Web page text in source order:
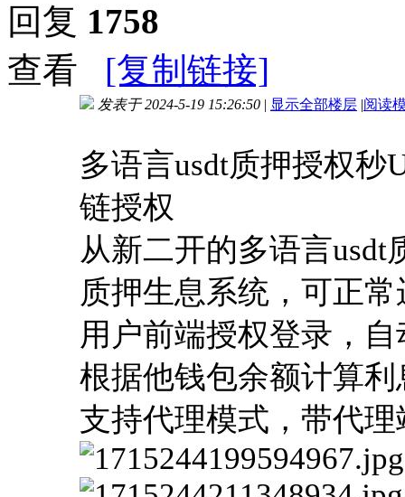
回复 1758
查看
[复制链接]
发表于 2024-5-19 15:26:50 | 显示全部楼层 |阅读
多语言usdt质押授权秒
链授权
从新二开的多语言
质押生息系统，可正
用户前端授权登录，
根据他钱包余额计算
支持代理模式，带代